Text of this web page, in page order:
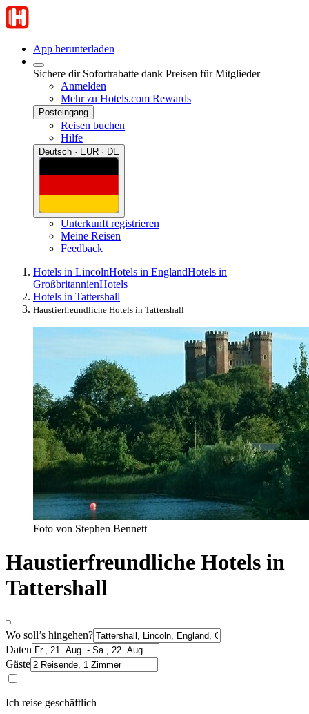
App herunterladen
Sichere dir Sofortrabatte dank Preisen für Mitglieder
Anmelden
Mehr zu Hotels.com Rewards
Posteingang
Reisen buchen
Hilfe
Deutsch · EUR · DE
Unterkunft registrieren
Meine Reisen
Feedback
Hotels in LincolnHotels in EnglandHotels in
GroßbritannienHotels
Hotels in Tattershall
Haustierfreundliche Hotels in Tattershall
Foto von Stephen Bennett
Haustierfreundliche Hotels in
Tattershall
Wo soll’s hingehen?
Daten
Gäste
Ich reise geschäftlich